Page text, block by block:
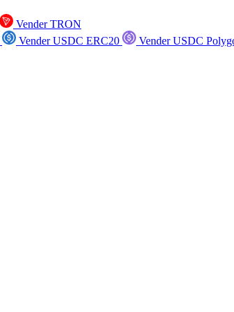
Vender TRON
Vender USDC ERC20
Vender USDC